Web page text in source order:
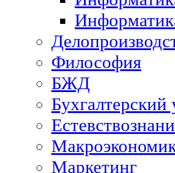
Философия
БЖД
Бухгалтерский
Маркетинг